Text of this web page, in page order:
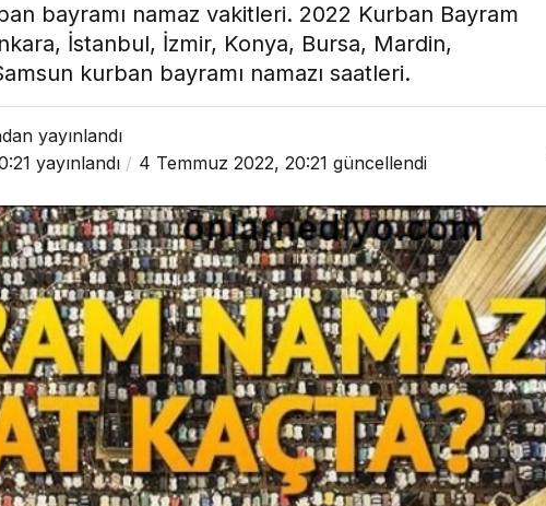
bayramı namaz vakitleri. 2022 Kurban Bayram
İstanbul, İzmir, Konya, Bursa, Mardin,
kurban bayramı namazı saatleri.
yayınlandı
yayınlandı 4 Temmuz 2022, 20:21 güncellendi